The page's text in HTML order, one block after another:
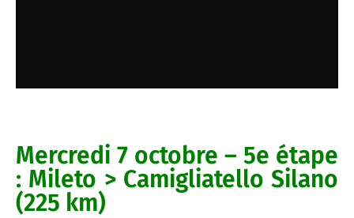
Mercredi 7 octobre – 5e étape
: Mileto > Camigliatello Silano
(225 km)